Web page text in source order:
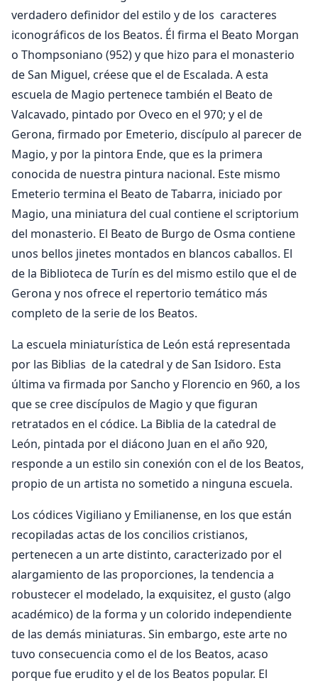
verdadero definidor del estilo y de los caracteres
iconográficos de los Beatos. Él firma el Beato Morgan
o Thompsoniano (952) y que hizo para el monasterio
de San Miguel, créese que el de Escalada. A esta
escuela de Magio pertenece también el Beato de
Valcavado, pintado por Oveco en el 970; y el de
Gerona, firmado por Emeterio, discípulo al parecer de
Magio, y por la pintora Ende, que es la primera
conocida de nuestra pintura nacional. Este mismo
Emeterio termina el Beato de Tabarra, iniciado por
Magio, una miniatura del cual contiene el scriptorium
del monasterio. El Beato de Burgo de Osma contiene
unos bellos jinetes montados en blancos caballos. El
de la Biblioteca de Turín es del mismo estilo que el de
Gerona y nos ofrece el repertorio temático más
completo de la serie de los Beatos.
La escuela miniaturística de León está representada
por las Biblias de la catedral y de San Isidoro. Esta
última va firmada por Sancho y Florencio en 960, a los
que se cree discípulos de Magio y que figuran
retratados en el códice. La Biblia de la catedral de
León, pintada por el diácono Juan en el año 920,
responde a un estilo sin conexión con el de los Beatos,
propio de un artista no sometido a ninguna escuela.
Los códices Vigiliano y Emilianense, en los que están
recopiladas actas de los concilios cristianos,
pertenecen a un arte distinto, caracterizado por el
alargamiento de las proporciones, la tendencia a
robustecer el modelado, la exquisitez, el gusto (algo
académico) de la forma y un colorido independiente
de las demás miniaturas. Sin embargo, este arte no
tuvo consecuencia como el de los Beatos, acaso
porque fue erudito y el de los Beatos popular. El